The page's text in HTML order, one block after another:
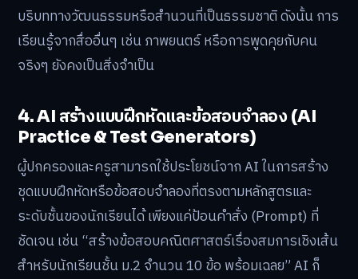
บริบททางวัฒนธรรมหรือสำนวนที่เป็นธรรมชาติ ดังนั้น การ
เรียนรู้จากสื่ออื่นๆ เช่น ภาพยนตร์ หรือการพูดคุยกับคน
จริงๆ ยังคงเป็นสิ่งจำเป็น
4. AI สร้างแบบฝึกหัดและข้อสอบจำลอง (AI
Practice & Test Generators)
ผู้ปกครองและครูสามารถใช้ประโยชน์จาก AI ในการสร้าง
ชุดแบบฝึกหัดหรือข้อสอบจำลองที่ตรงตามหลักสูตรและ
ระดับชั้นของนักเรียนได้ เพียงแค่ป้อนคำสั่ง (Prompt) ที่
ชัดเจน เช่น “สร้างข้อสอบคณิตศาสตร์เรื่องสมการเชิงเส้น
สำหรับนักเรียนชั้น ม.2 จำนวน 10 ข้อ พร้อมเฉลย” AI ก็